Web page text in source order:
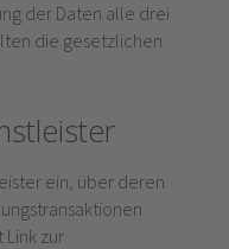
der Daten alle drei
die gesetzlichen
ein, über deren
zur